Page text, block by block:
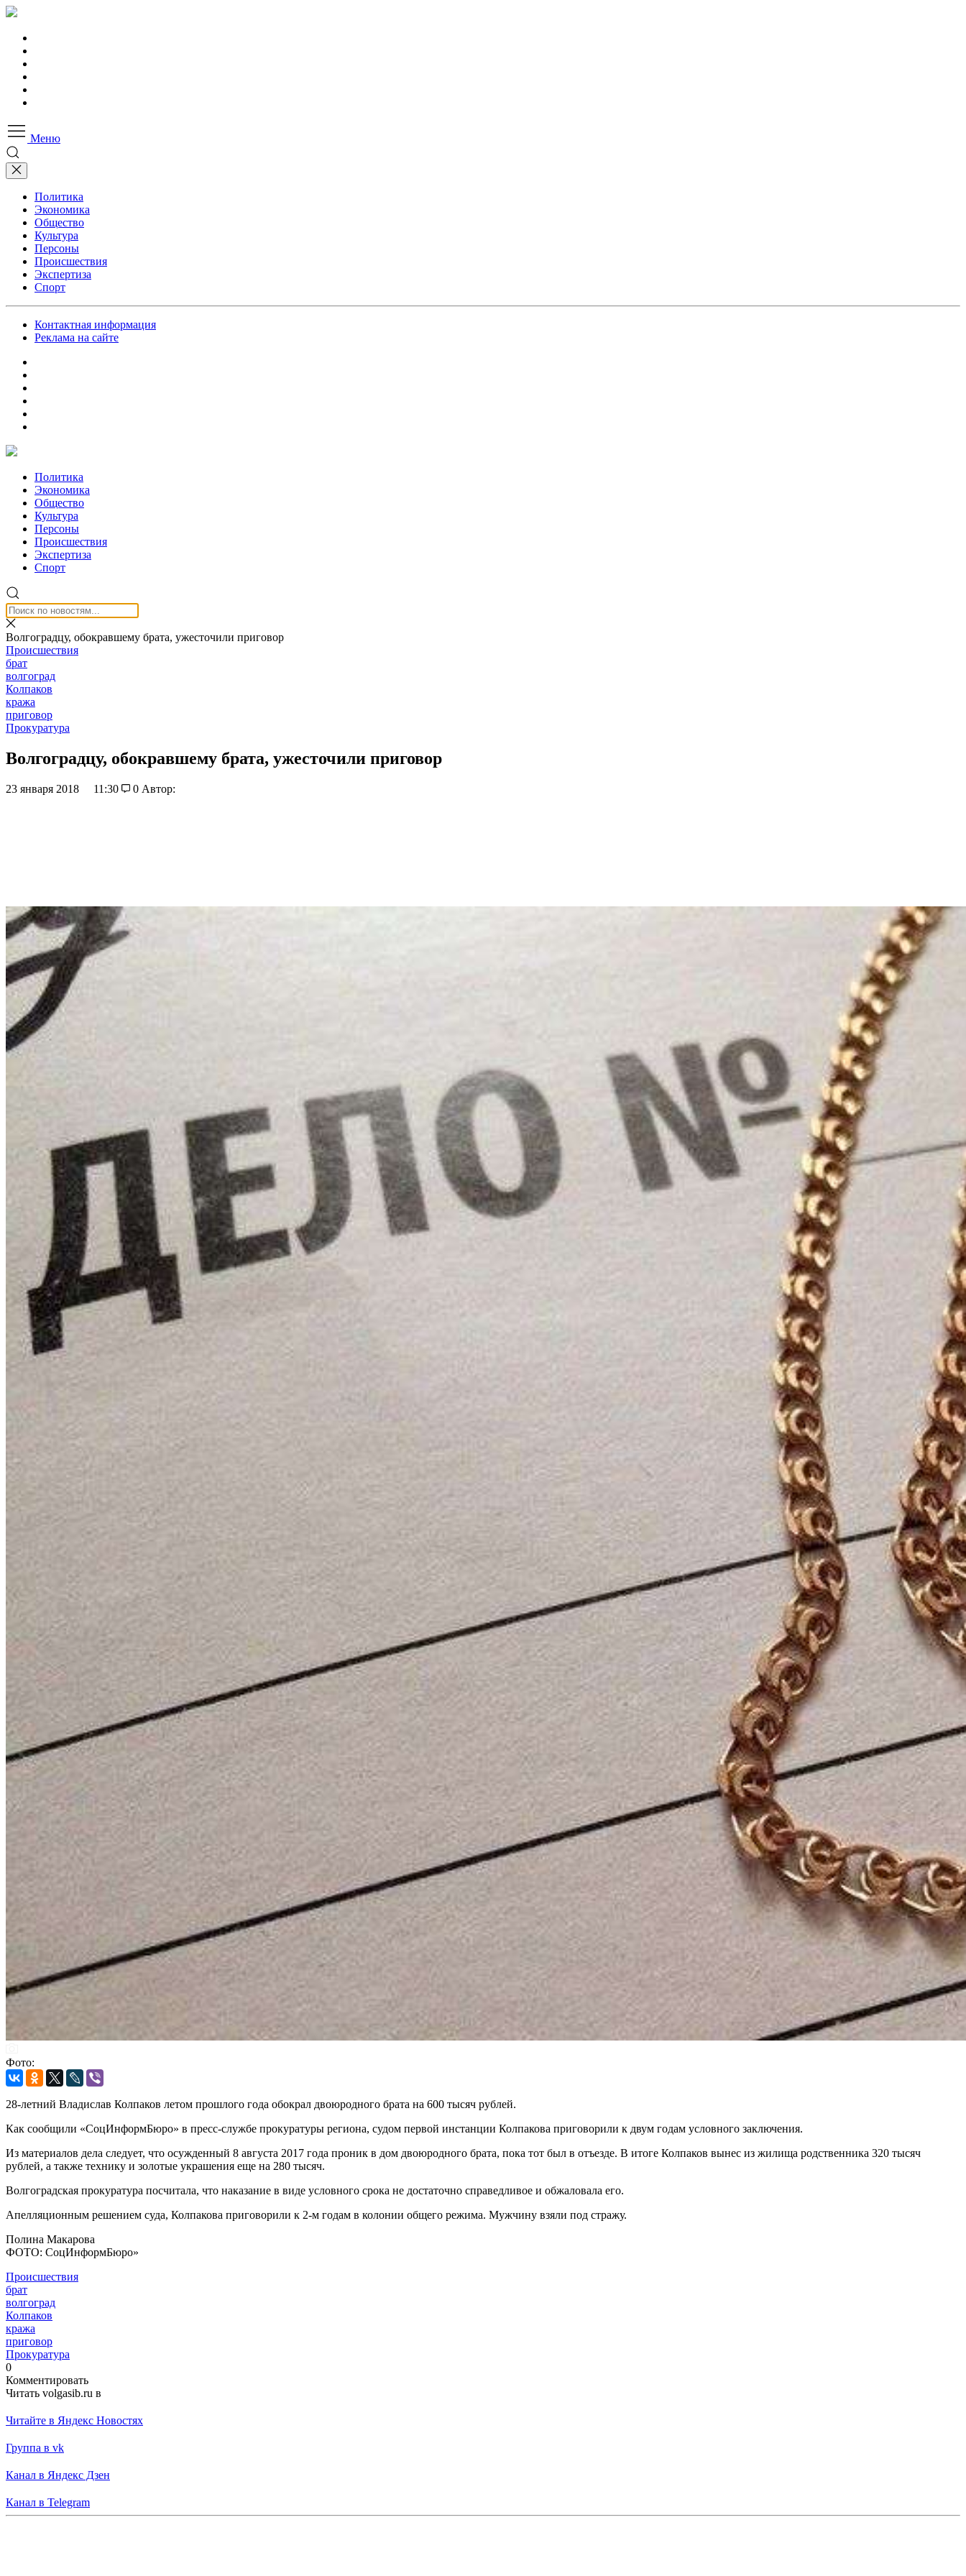
Меню
Политика
Экономика
Общество
Культура
Персоны
Происшествия
Экспертиза
Спорт
Контактная информация
Реклама на сайте
Политика
Экономика
Общество
Культура
Персоны
Происшествия
Экспертиза
Спорт
Волгоградцу, обокравшему брата, ужесточили приговор
Происшествия
брат
волгоград
Колпаков
кража
приговор
Прокуратура
Волгоградцу, обокравшему брата, ужесточили приговор
23 января 2018 11:30 0 Автор:
Фото:
28-летний Владислав Колпаков летом прошлого года обокрал двоюродного брата на 600 тысяч рублей.
Как сообщили «СоцИнформБюро» в пресс-службе прокуратуры региона, судом первой инстанции Колпакова приговорили к двум годам условного заключения.
Из материалов дела следует, что осужденный 8 августа 2017 года проник в дом двоюродного брата, пока тот был в отъезде. В итоге Колпаков вынес из жилища родственника 320 тысяч
рублей, а также технику и золотые украшения еще на 280 тысяч.
Волгоградская прокуратура посчитала, что наказание в виде условного срока не достаточно справедливое и обжаловала его.
Апелляционным решением суда, Колпакова приговорили к 2-м годам в колонии общего режима. Мужчину взяли под стражу.
Полина Макарова
ФОТО: СоцИнформБюро»
Происшествия
брат
волгоград
Колпаков
кража
приговор
Прокуратура
0
Комментировать
Читать volgasib.ru в
Читайте в Яндекс Новостях
Группа в vk
Канал в Яндекс Дзен
Канал в Telegram